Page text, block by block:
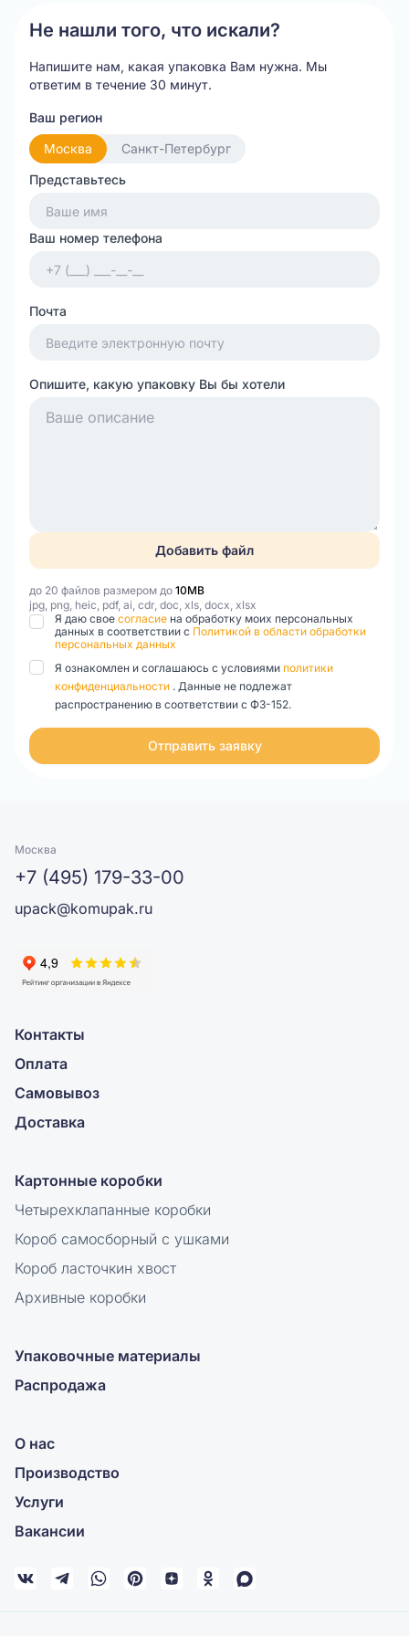
Не нашли того, что искали?
Напишите нам, какая упаковка Вам нужна. Мы
ответим в течение 30 минут.
Ваш регион
Москва
Санкт-Петербург
Представьтесь
Ваш номер телефона
Почта
Опишите, какую упаковку Вы бы хотели
Добавить файл
до 20 файлов размером до 10MB
jpg, png, heic, pdf, ai, cdr, doc, xls, docx, xlsx
Я даю свое согласие на обработку моих персональных
данных в соответствии с Политикой в области обработки
персональных данных
Я ознакомлен и соглашаюсь с условиями политики
конфиденциальности . Данные не подлежат
распространению в соответствии с ФЗ-152.
Отправить заявку
Москва
+7 (495) 179-33-00
upack@komupak.ru
Контакты
Оплата
Самовывоз
Доставка
Картонные коробки
Четырехклапанные коробки
Короб самосборный с ушками
Короб ласточкин хвост
Архивные коробки
Упаковочные материалы
Распродажа
О нас
Производство
Услуги
Вакансии